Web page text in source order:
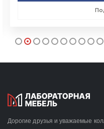
Дорогие друзья и уважаемые